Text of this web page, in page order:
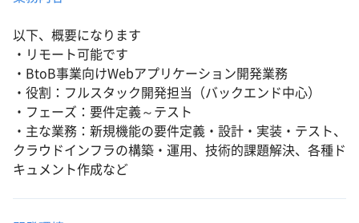
以下、概要になります
・リモート可能です
・BtoB事業向けWebアプリケーション開発業務
・役割：フルスタック開発担当（バックエンド中心）
・フェーズ：要件定義～テスト
・主な業務：新規機能の要件定義・設計・実装・テスト、
クラウドインフラの構築・運用、技術的課題解決、各種ド
キュメント作成など